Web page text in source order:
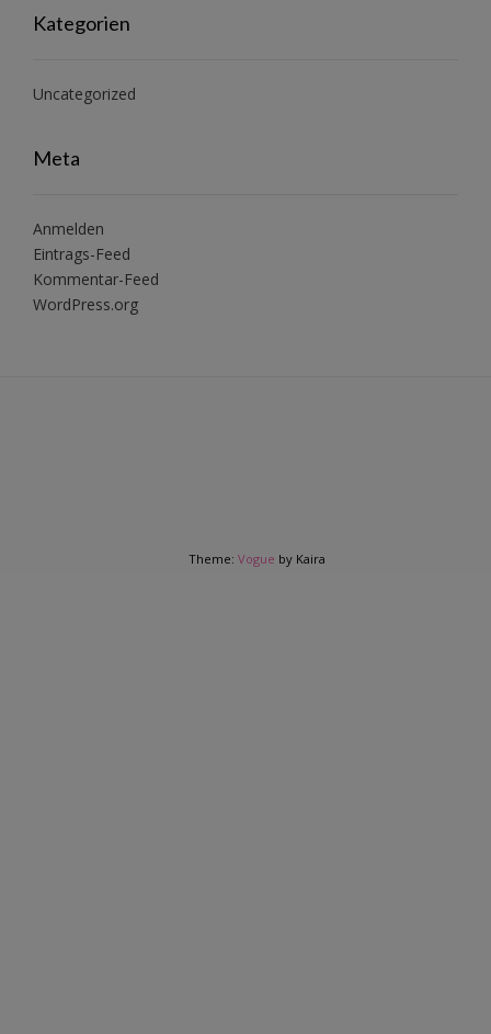
Kategorien
Uncategorized
Meta
Anmelden
Eintrags-Feed
Kommentar-Feed
WordPress.org
Theme: Vogue by Kaira